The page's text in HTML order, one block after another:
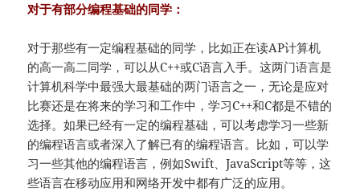
对于有部分编程基础的同学：
对于那些有一定编程基础的同学，比如正在读AP计算机
的高一高二同学，可以从C++或C语言入手。这两门语言是
计算机科学中最强大最基础的两门语言之一，无论是应对
比赛还是在将来的学习和工作中，学习C++和C都是不错的
选择。如果已经有一定的编程基础，可以考虑学习一些新
的编程语言或者深入了解已有的编程语言。比如，可以学
习一些其他的编程语言，例如Swift、JavaScript等等，这
些语言在移动应用和网络开发中都有广泛的应用。